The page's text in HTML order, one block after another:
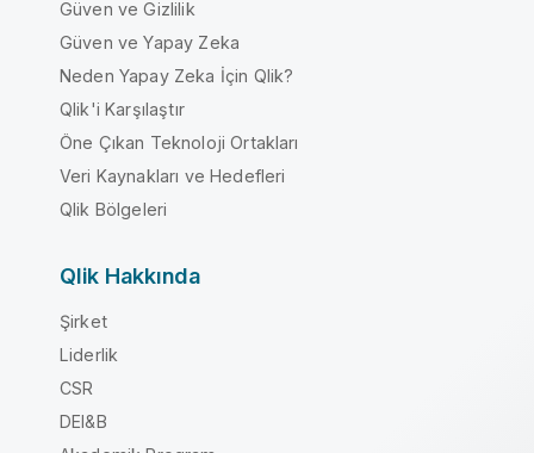
Güven ve Gizlilik
Güven ve Yapay Zeka
Neden Yapay Zeka İçin Qlik?
Qlik'i Karşılaştır
Öne Çıkan Teknoloji Ortakları
Veri Kaynakları ve Hedefleri
Qlik Bölgeleri
Qlik Hakkında
Şirket
Liderlik
CSR
DEI&B